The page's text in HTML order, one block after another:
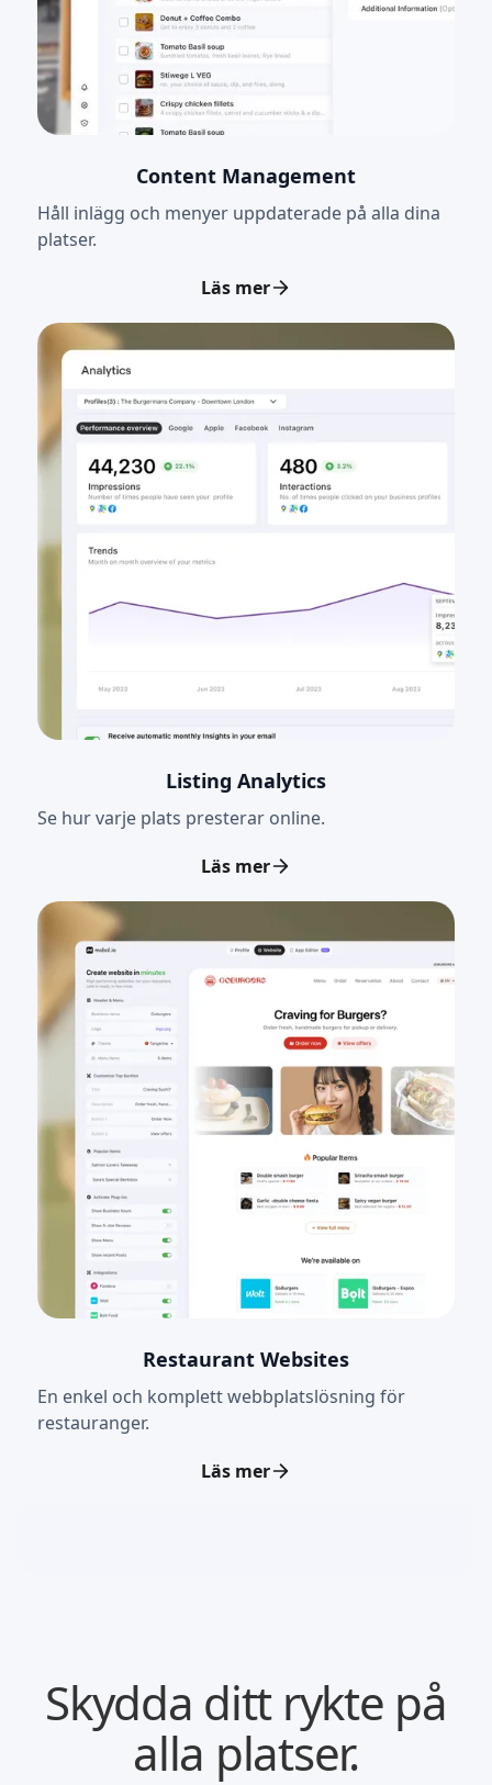
Content Management
Håll inlägg och menyer uppdaterade på alla dina
platser.
Läs mer
Listing Analytics
Se hur varje plats presterar online.
Läs mer
Restaurant Websites
En enkel och komplett webbplatslösning för
restauranger.
Läs mer
Skydda ditt rykte på
alla platser.